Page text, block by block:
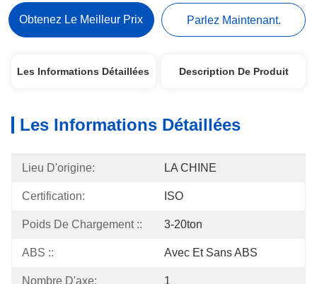
Obtenez Le Meilleur Prix Parlez Maintenant.
Les Informations Détaillées Description De Produit
Les Informations Détaillées
Lieu D'origine: LA CHINE
Certification: ISO
Poids De Chargement :: 3-20ton
ABS :: Avec Et Sans ABS
Nombre D'axe: 1